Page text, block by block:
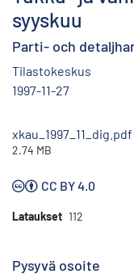
syyskuu
Parti- och
Tilastokeskus
1997-11-27
xkau_1997_11_dig.pdf
2.74 MB
CC BY 4.0
Lataukset 112
Pysyvä osoite